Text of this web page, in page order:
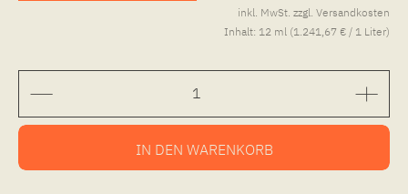
inkl. MwSt. zzgl. Versandkosten
Inhalt: 12 ml (1.241,67 € / 1 Liter)
IN DEN WARENKORB